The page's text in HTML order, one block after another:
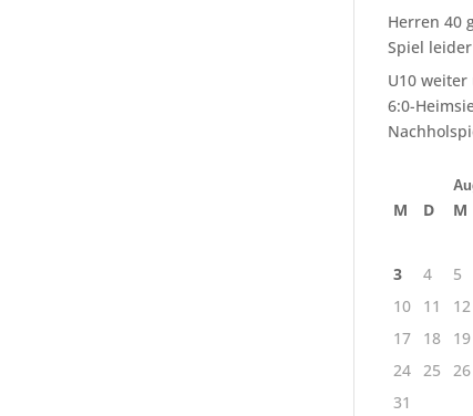
Herren 40
Spiel
U10 weiter
6:0-
M D M
3
4 5
10
11 12
17
18 19
24 25 26
31